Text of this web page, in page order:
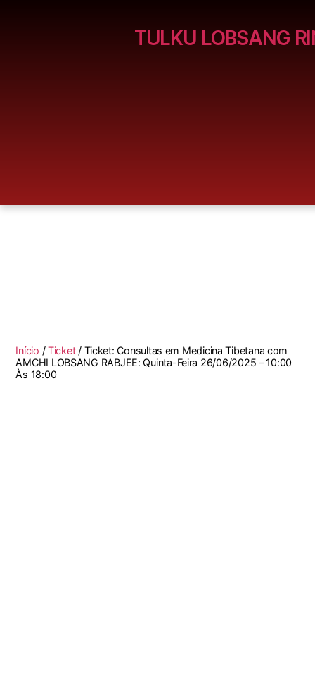
TULKU LOBSANG
Início /Ticket/ Ticket: Consultas em Medicina Tibetana com
AMCHI LOBSANG RABJEE: Quinta-Feira 26/06/2025 – 10:00
Às 18:00